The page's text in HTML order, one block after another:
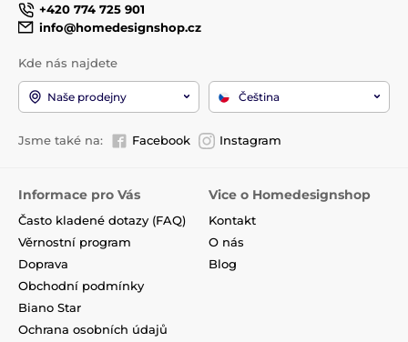
+420 774 725 901
info@homedesignshop.cz
Kde nás najdete
Naše prodejny Čeština
Jsme také na: Facebook Instagram
Informace pro Vás
Často kladené dotazy (FAQ)
Věrnostní program
Doprava
Obchodní podmínky
Biano Star
Ochrana osobních údajů
Vice o Homedesignshop
Kontakt
O nás
Blog